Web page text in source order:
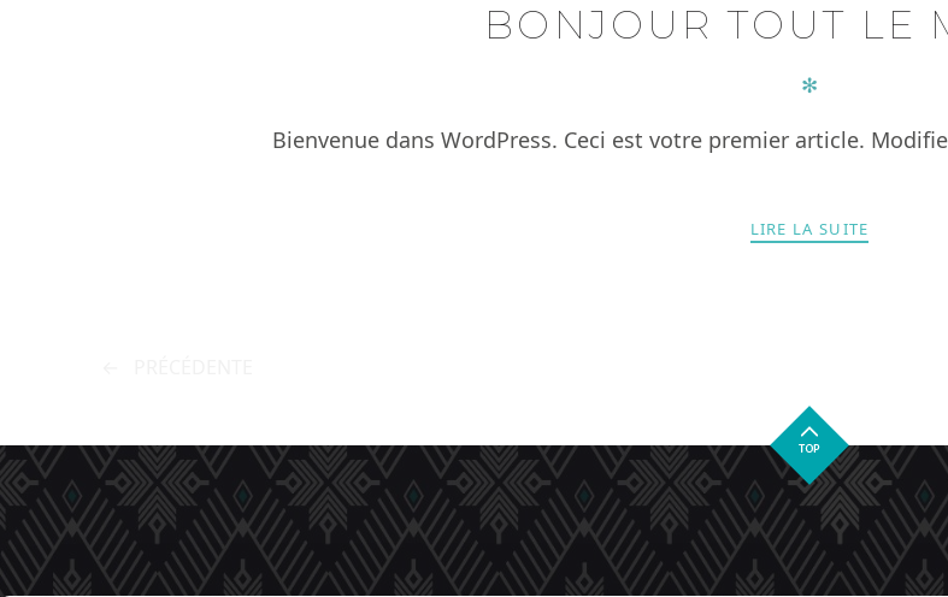
BONJOUR TOUT LE
✻
Bienvenue dans WordPress. Ceci est votre premier article.
LIRE LA SUITE